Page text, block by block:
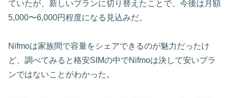
ていたが、新しいプランに切り替えたことで、今後は月額
5,000〜6,000円程度になる見込みだ。
Nifmoは家族間で容量をシェアできるのが魅力だったけ
ど、調べてみると格安SIMの中でNifmoは決して安いプラ
ンではないことがわかった。